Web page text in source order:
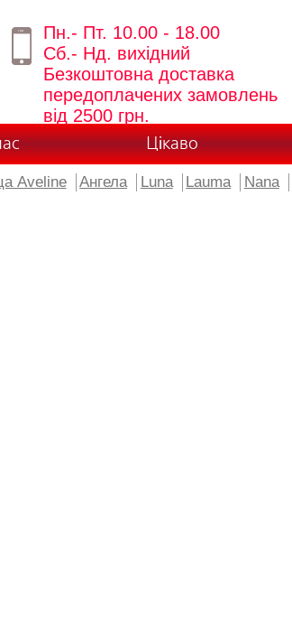
Пн.- Пт. 10.00 - 18.00
Сб.- Нд. вихідний
Безкоштовна доставка
передоплачених замовлень
від 2500 грн.
Цікаво
Aveline Ангела Luna Lauma Nana